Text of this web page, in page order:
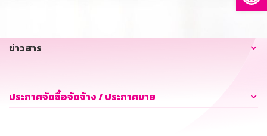
ข่าวสาร
ประกาศจัดซื้อจัดจ้าง / ประกาศขาย